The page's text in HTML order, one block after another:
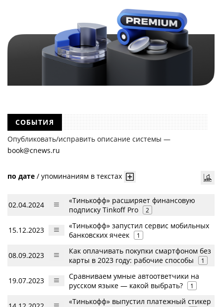
СОБЫТИЯ
Опубликовать/исправить описание системы —
book@cnews.ru
по дате / упоминаниям в текстах
02.04.2024
«Тинькофф» расширяет финансовую
подписку Tinkoff Pro
2
15.12.2023
«Тинькофф» запустил сервис мобильных
банковских ячеек
1
08.09.2023
Как оплачивать покупки смартфоном без
карты в 2023 году: рабочие способы
1
19.07.2023
Сравниваем умные автоответчики на
русском языке — какой выбрать?
1
«Тинькофф» выпустил платежный стикер